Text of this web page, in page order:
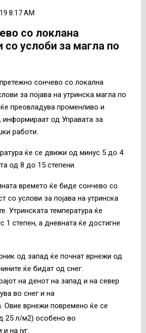
8:17 AM
со локлана
со услоби за магла по
сончево со локална
за појава на утринска магла по
преовладува променливо и
од Управата за
работи.
ќе се движи од минус 5 до 4
од 8 до 15 степени.
времето ќе биде сончево со
со услови за појава на утринска
Утринската температура ќе
1 степен, а дневната ќе достигне
од запад ќе почнат врнежи од
ќе бидат од снег.
на денот на запад и на север
во снег и на
Овие врнежи повремено ќе се
25 л/м2) особено во
на југ.